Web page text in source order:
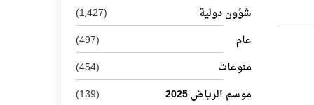
شؤون دولية
(1٬427)
عام
(497)
منوعات
(454)
موسم الرياض 2025
(139)